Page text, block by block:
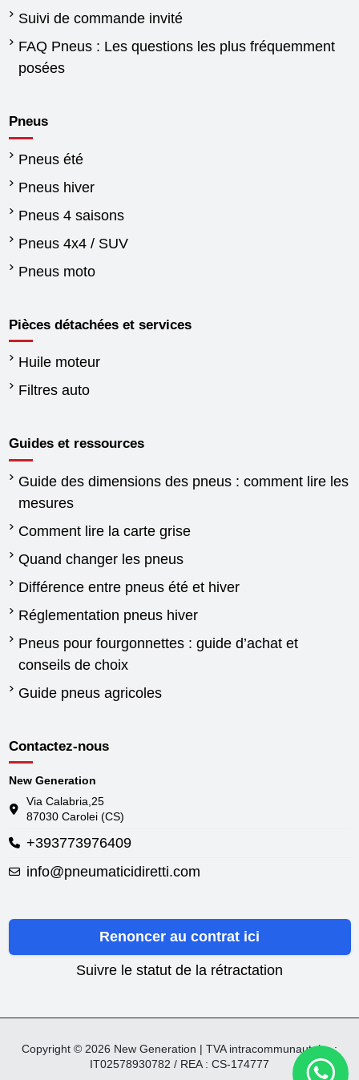
Suivi de commande invité
FAQ Pneus : Les questions les plus fréquemment
posées
Pneus
Pneus été
Pneus hiver
Pneus 4 saisons
Pneus 4x4 / SUV
Pneus moto
Pièces détachées et services
Huile moteur
Filtres auto
Guides et ressources
Guide des dimensions des pneus : comment lire les
mesures
Comment lire la carte grise
Quand changer les pneus
Différence entre pneus été et hiver
Réglementation pneus hiver
Pneus pour fourgonnettes : guide d’achat et
conseils de choix
Guide pneus agricoles
Contactez-nous
New Generation
Via Calabria,25
87030 Carolei (CS)
+393773976409
info@pneumaticidiretti.com
Renoncer au contrat ici
Suivre le statut de la rétractation
Copyright © 2026 New Generation | TVA intracommunautaire :
IT02578930782 / REA : CS-174777